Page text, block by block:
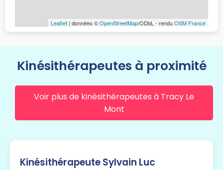
Leaflet | données ©OpenStreetMap/ODbL - renduOSM France
Kinésithérapeutes à proximité
Voir plus de kinésithérapeutes à Tracy Le
Mont
Kinésithérapeute Sylvain Luc